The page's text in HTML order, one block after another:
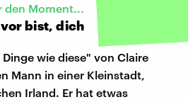
den Moment...
bist, dich
wie diese" von Claire
Mann in einer Kleinstadt,
Irland. Er hat etwas